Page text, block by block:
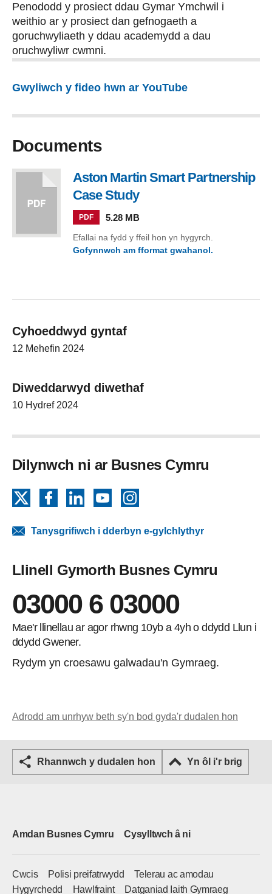
Penododd y prosiect ddau Gymar Ymchwil i
weithio ar y prosiect dan gefnogaeth a
goruchwyliaeth y ddau academydd a dau
oruchwyliwr cwmni.
Gwyliwch y fideo hwn ar YouTube
Documents
Aston Martin Smart Partnership
Case Study, file type: pdf, file size:
PDF 5.28 MB
Efallai na fydd y ffeil hon yn hygyrch.
Gofynnwch am fformat gwahanol.
Cyhoeddwyd gyntaf
12 Mehefin 2024
Diweddarwyd diwethaf
10 Hydref 2024
Dilynwch ni ar Busnes Cymru
FacebookLinkedInYouTube
Tanysgrifiwch i dderbyn e-gylchlythyr
Llinell Gymorth Busnes Cymru
03000 6 03000
Mae'r llinellau ar agor rhwng 10yb a 4yh o ddydd Llun i
ddydd Gwener.
Rydym yn croesawu galwadau'n Gymraeg.
Adrodd am unrhyw beth sy'n bod gyda'r dudalen hon
Rhannwch y dudalen hon Yn ôl i'r brig
Amdan Busnes Cymru Cysylltwch â ni
Cwcis Polisi preifatrwydd
Telerau ac amodau
Hygyrchedd
Hawlfraint Datganiad Iaith Gymraeg